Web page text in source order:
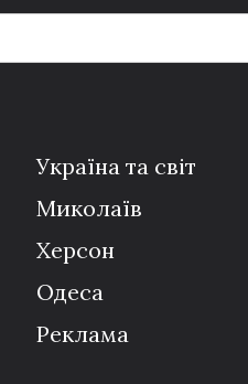
Україна та світ
Миколаїв
Херсон
Одеса
Реклама